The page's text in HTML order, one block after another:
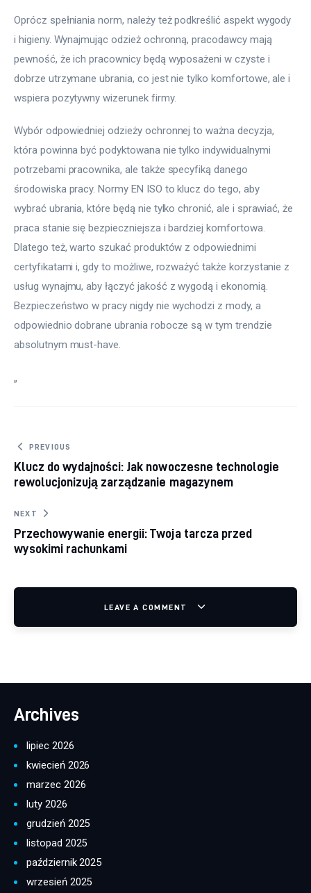
Oprócz spełniania norm, należy też podkreślić aspekt wygody
i higieny. Wynajmując odzież ochronną, pracodawcy mają
pewność, że ich pracownicy będą wyposażeni w czyste i
dobrze utrzymane ubrania, co jest nie tylko komfortowe, ale i
wspiera pozytywny wizerunek firmy.
Wybór odpowiedniej odzieży ochronnej to ważna decyzja,
która powinna być podyktowana nie tylko indywidualnymi
potrzebami pracownika, ale także specyfiką danego
środowiska pracy. Normy EN ISO to klucz do tego, aby
wybrać ubrania, które będą nie tylko chronić, ale i sprawiać, że
praca stanie się bezpieczniejsza i bardziej komfortowa.
Dlatego też, warto szukać produktów z odpowiednimi
certyfikatami i, gdy to możliwe, rozważyć także korzystanie z
usług wynajmu, aby łączyć jakość z wygodą i ekonomią.
Bezpieczeństwo w pracy nigdy nie wychodzi z mody, a
odpowiednio dobrane ubrania robocze są w tym trendzie
absolutnym must-have.
„
Nawigacja wpisu
PREVIOUS
Klucz do wydajności: Jak nowoczesne technologie
rewolucjonizują zarządzanie magazynem
NEXT
Przechowywanie energii: Twoja tarcza przed
wysokimi rachunkami
LEAVE A COMMENT
Archives
lipiec 2026
kwiecień 2026
marzec 2026
luty 2026
grudzień 2025
listopad 2025
październik 2025
wrzesień 2025